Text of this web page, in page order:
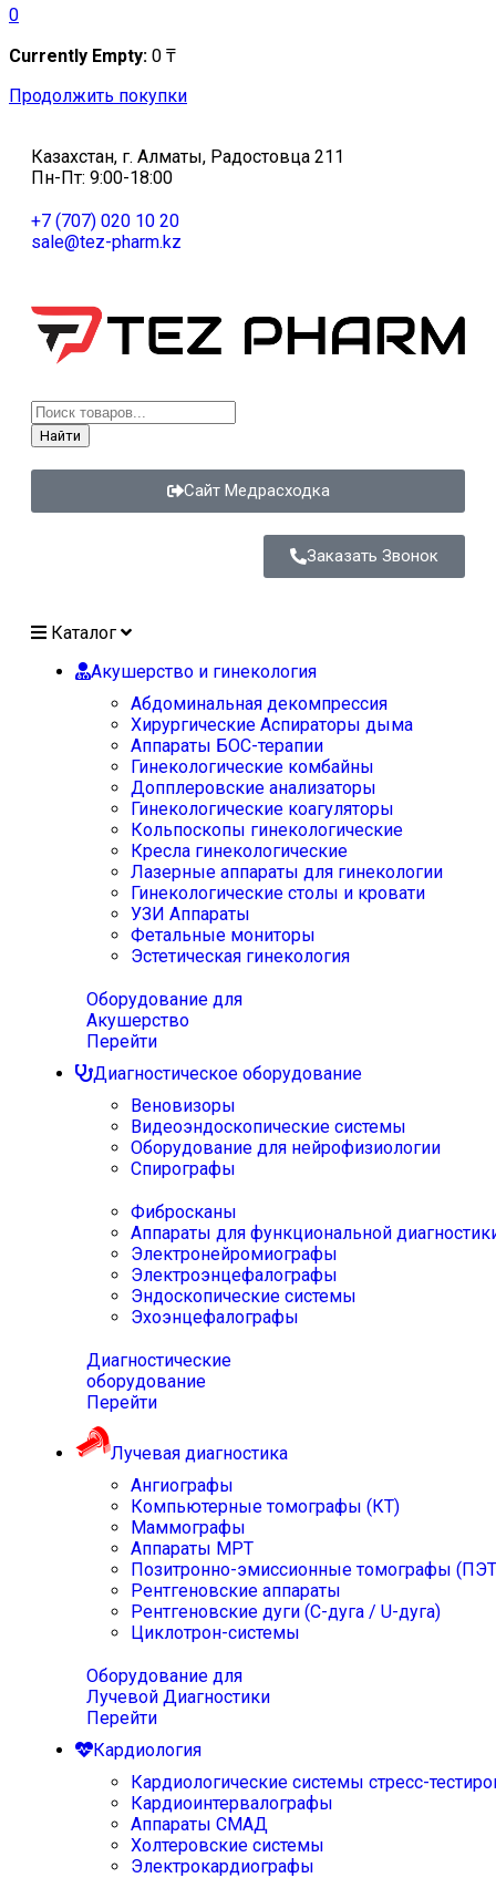
0
Currently Empty: 0 ₸
Продолжить покупки
Казахстан, г. Алматы, Радостовца 211
Пн-Пт: 9:00-18:00
+7 (707) 020 10 20
sale@tez-pharm.kz
Найти
Сайт Медрасходка
Заказать Звонок
Каталог
Акушерство и гинекология
Абдоминальная декомпрессия
Хирургические Аспираторы дыма
Аппараты БОС-терапии
Гинекологические комбайны
Допплеровские анализаторы
Гинекологические коагуляторы
Кольпоскопы гинекологические
Кресла гинекологические
Лазерные аппараты для гинекологии
Гинекологические столы и кровати
УЗИ Аппараты
Фетальные мониторы
Эстетическая гинекология
Оборудование для
Акушерство
Перейти
Диагностическое оборудование
Веновизоры
Видеоэндоскопические системы
Оборудование для нейрофизиологии
Спирографы
Фибросканы
Аппараты для функциональной
Электронейромиографы
Электроэнцефалографы
Эндоскопические системы
Эхоэнцефалографы
Диагностические
оборудование
Перейти
Лучевая диагностика
Ангиографы
Компьютерные томографы (КТ)
Маммографы
Аппараты МРТ
Позитронно-эмиссионные томографы
Рентгеновские аппараты
Рентгеновские дуги (С-дуга / U-дуга)
Циклотрон-системы
Оборудование для
Лучевой Диагностики
Перейти
Кардиология
Кардиологические системы стресс-
Кардиоинтервалографы
Аппараты СМАД
Холтеровские системы
Электрокардиографы